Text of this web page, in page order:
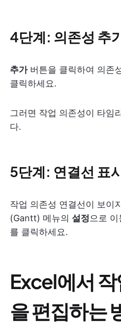
4단계: 의존성 추
추가버튼을 클릭하여 의존
클릭하세요.
그러면 작업 의존성이 타임
다.
5단계: 연결선 표
작업 의존성 연결선이 보이
(Gantt) 메뉴의 설정 으로
를 클릭하세요.
Excel에서
을 편집하는